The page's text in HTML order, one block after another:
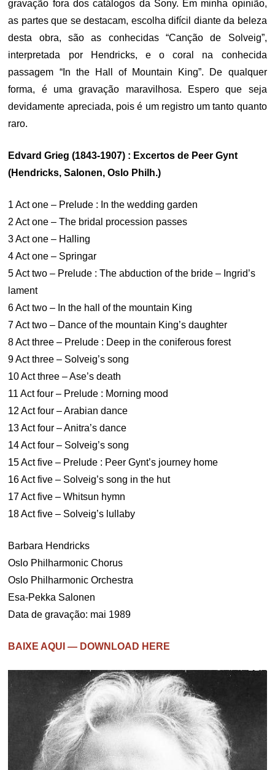
gravação fora dos catálogos da Sony. Em minha opinião,
as partes que se destacam, escolha difícil diante da beleza
desta obra, são as conhecidas “Canção de Solveig”,
interpretada por Hendricks, e o coral na conhecida
passagem “In the Hall of Mountain King”. De qualquer
forma, é uma gravação maravilhosa. Espero que seja
devidamente apreciada, pois é um registro um tanto quanto
raro.
Edvard Grieg (1843-1907) : Excertos de Peer Gynt
(Hendricks, Salonen, Oslo Philh.)
1 Act one – Prelude : In the wedding garden
2 Act one – The bridal procession passes
3 Act one – Halling
4 Act one – Springar
5 Act two – Prelude : The abduction of the bride – Ingrid’s
lament
6 Act two – In the hall of the mountain King
7 Act two – Dance of the mountain King’s daughter
8 Act three – Prelude : Deep in the coniferous forest
9 Act three – Solveig’s song
10 Act three – Ase’s death
11 Act four – Prelude : Morning mood
12 Act four – Arabian dance
13 Act four – Anitra’s dance
14 Act four – Solveig’s song
15 Act five – Prelude : Peer Gynt’s journey home
16 Act five – Solveig’s song in the hut
17 Act five – Whitsun hymn
18 Act five – Solveig’s lullaby
Barbara Hendricks
Oslo Philharmonic Chorus
Oslo Philharmonic Orchestra
Esa-Pekka Salonen
Data de gravação: mai 1989
BAIXE AQUI — DOWNLOAD HERE